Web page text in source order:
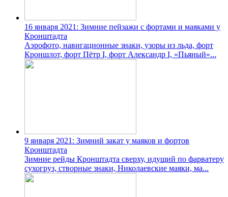
16 января 2021: Зимние пейзажи с фортами и маяками у
Кронштадта
Аэрофото, навигационные знаки, узоры из льда, форт
Кроншлот, форт Пётр І, форт Александр І, «Пьяный»...
9 января 2021: Зимний закат у маяков и фортов
Кронштадта
Зимние рейды Кронштадта сверху, идущий по фарватеру
сухогруз, створные знаки, Николаевские маяки, ма...